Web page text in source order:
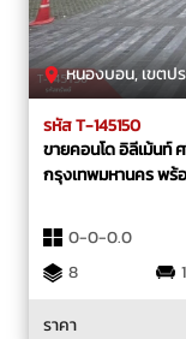
หนองบอน, เขตป
รหัส T-145150
ขายคอนโด อิลีเม้นท์
กรุงเทพมหานคร พร้
0-0-0.0
8
1
ราคา